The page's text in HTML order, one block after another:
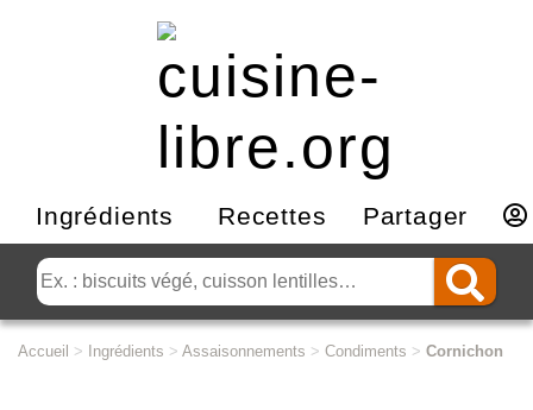
Ingrédients Recettes Partager
Accueil > Ingrédients > Assaisonnements > Condiments > Cornichon